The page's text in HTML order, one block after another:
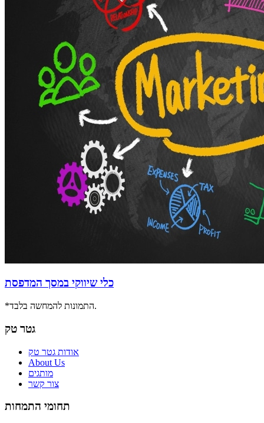
כלי שיווקי במסך המדפסת
*התמונות להמחשה בלבד.
גטר טק
אודות גטר טק
About Us
מותגים
צור קשר
תחומי התמחות